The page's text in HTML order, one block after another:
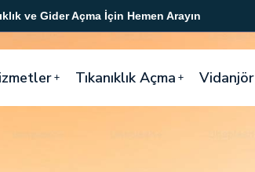
ve Gider Açma İçin Hemen Arayın
Tıkanıklık Açma Vidanjör